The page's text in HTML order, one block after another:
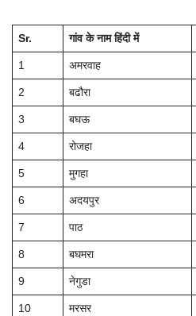
Sr. गांव के नाम हिंदी में
1 अमरवाह
2 बढौरा
3 बघऊ
4 रोजहा
5 मुगहा
6 अदयपुर
7 पाठ
8 बघमरा
9 नेगुडा
10 मरसर